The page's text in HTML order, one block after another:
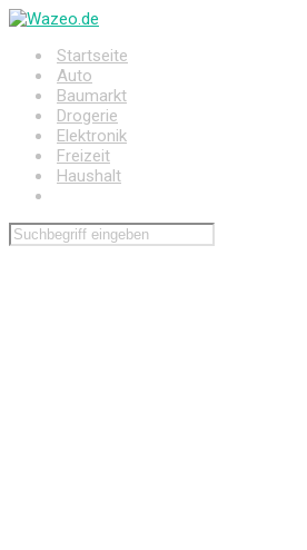
Zum
springenStartseite
Auto
Baumarkt
Drogerie
Elektronik
Freizeit
Haushalt